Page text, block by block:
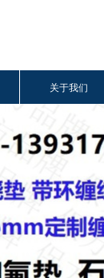
关于我们